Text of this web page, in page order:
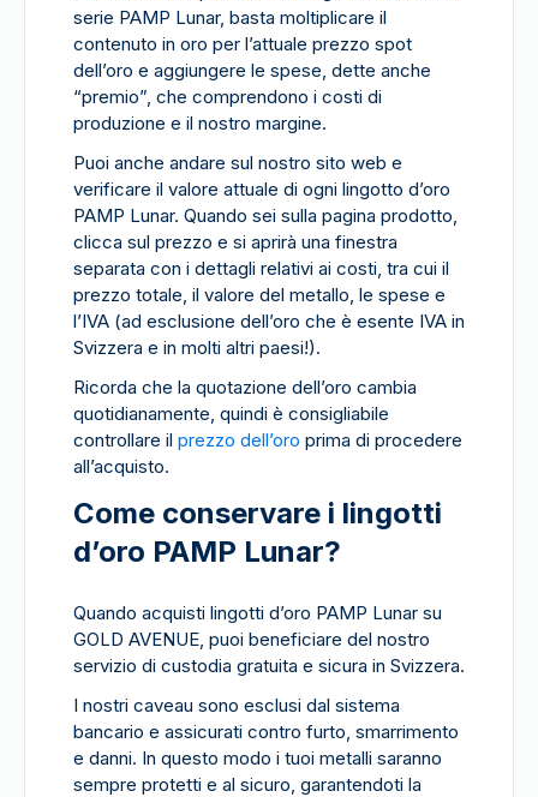
serie PAMP Lunar, basta moltiplicare il
contenuto in oro per l’attuale prezzo spot
dell’oro e aggiungere le spese, dette anche
“premio”, che comprendono i costi di
produzione e il nostro margine.
Puoi anche andare sul nostro sito web e
verificare il valore attuale di ogni lingotto d’oro
PAMP Lunar. Quando sei sulla pagina prodotto,
clicca sul prezzo e si aprirà una finestra
separata con i dettagli relativi ai costi, tra cui il
prezzo totale, il valore del metallo, le spese e
l’IVA (ad esclusione dell’oro che è esente IVA in
Svizzera e in molti altri paesi!).
Ricorda che la quotazione dell’oro cambia
quotidianamente, quindi è consigliabile
controllare il prezzo dell’oro prima di procedere
all’acquisto.
Come conservare i lingotti
d’oro PAMP Lunar?
Quando acquisti lingotti d’oro PAMP Lunar su
GOLD AVENUE, puoi beneficiare del nostro
servizio di custodia gratuita e sicura in Svizzera.
I nostri caveau sono esclusi dal sistema
bancario e assicurati contro furto, smarrimento
e danni. In questo modo i tuoi metalli saranno
sempre protetti e al sicuro, garantendoti la